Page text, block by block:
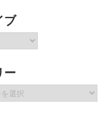
ブ
ー